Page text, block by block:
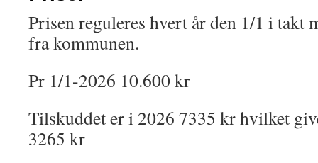
Prisen reguleres hvert år den 1/1 i takt
fra kommunen.
Pr 1/1-2026 10.600 kr
Tilskuddet er i 2026 7335 kr hvilket
3265 kr